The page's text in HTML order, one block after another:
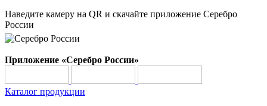
Наведите камеру на QR и скачайте приложение Серебро
России
Приложение «Серебро России»
Каталог продукции